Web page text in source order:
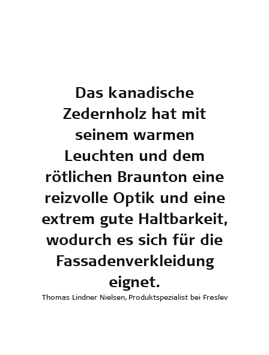
Das kanadische
Zedernholz hat mit
seinem warmen
Leuchten und dem
rötlichen Braunton eine
reizvolle Optik und eine
extrem gute Haltbarkeit,
wodurch es sich für die
Fassadenverkleidung
eignet.
Thomas Lindner Nielsen, Produktspezialist bei Frøslev